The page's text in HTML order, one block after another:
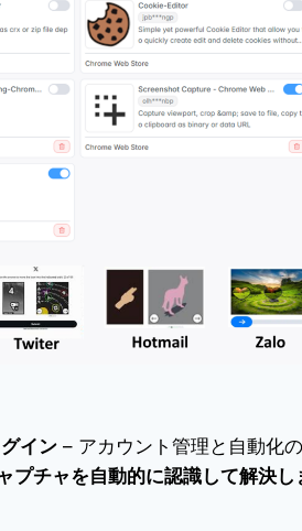
イン – アカウント管理と自動化
プチャを自動的に認識して解決し